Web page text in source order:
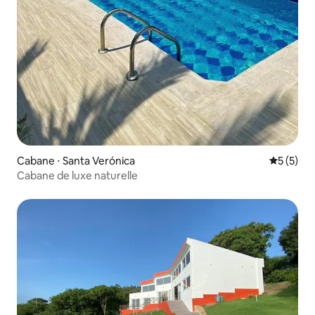
Cabane ⋅ Santa Verónica
5 (5)
Cabane de luxe naturelle